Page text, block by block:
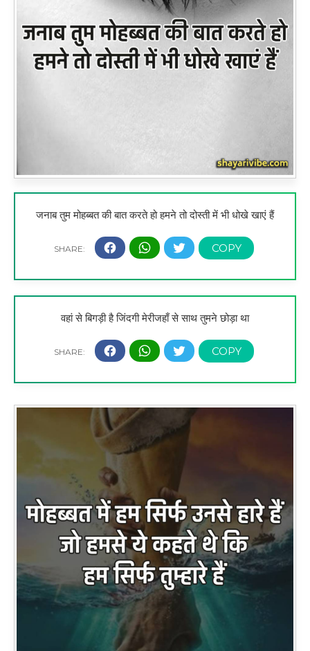
जनाब तुम मोहब्बत की बात करते हो हमने तो दोस्ती में भी धोखे खाएं हैं
वहां से बिगड़ी है जिंदगी मेरीजहाँ से साथ तुमने छोड़ा था